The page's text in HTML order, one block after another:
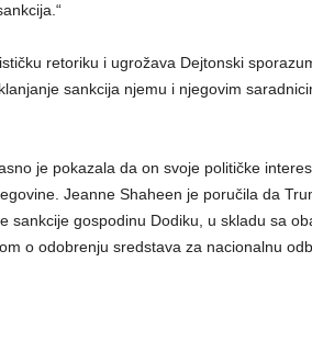
retoriku i ugrožava Dejtonski
sankcija njemu i njegovim
je pokazala da on svoje političke
Jeanne Shaheen je poručila da
sankcije gospodinu Dodiku, u skladu sa
o odobrenju sredstava za nacionalnu